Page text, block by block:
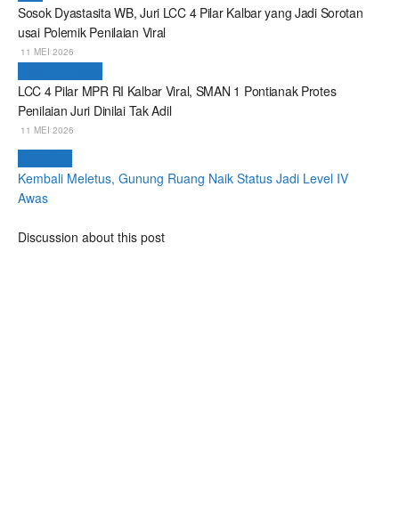
Sosok Dyastasita WB, Juri LCC 4 Pilar Kalbar yang Jadi Sorotan
usai Polemik Penilaian Viral
11 MEI 2026
LCC 4 Pilar MPR RI Kalbar Viral, SMAN 1 Pontianak Protes
Penilaian Juri Dinilai Tak Adil
11 MEI 2026
Kembali Meletus, Gunung Ruang Naik Status Jadi Level IV
Awas
Discussion about this post